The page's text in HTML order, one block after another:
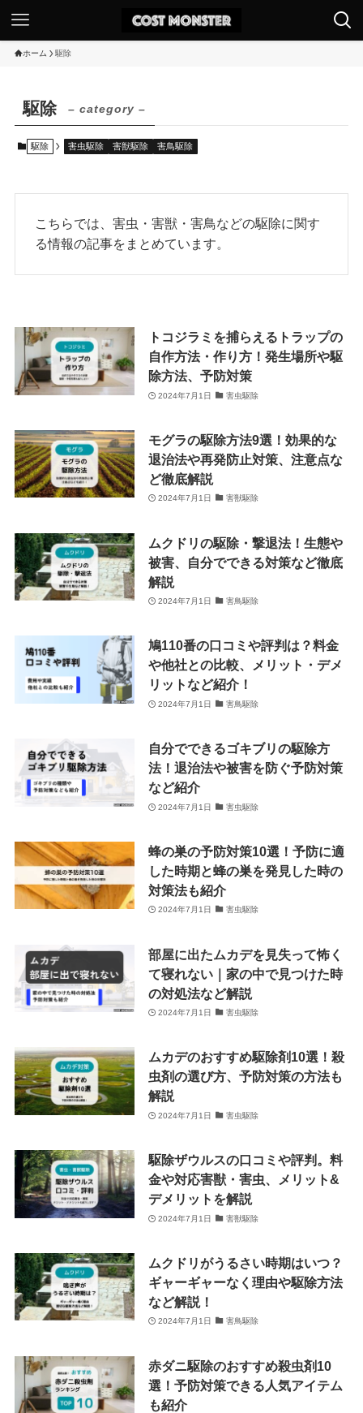
ホーム 駆除
駆除 – category –
駆除 害虫駆除 害獣駆除 害鳥駆除
こちらでは、害虫・害獣・害鳥などの駆除に関す
る情報の記事をまとめています。
トコジラミを捕らえるトラップの
自作方法・作り方！発生場所や駆
除方法、予防対策
2024年7月1日 害虫駆除
モグラの駆除方法9選！効果的な
退治法や再発防止対策、注意点な
ど徹底解説
2024年7月1日 害獣駆除
ムクドリの駆除・撃退法！生態や
被害、自分でできる対策など徹底
解説
2024年7月1日 害鳥駆除
鳩110番の口コミや評判は？料金
や他社との比較、メリット・デメ
リットなど紹介！
2024年7月1日 害鳥駆除
自分でできるゴキブリの駆除方
法！退治法や被害を防ぐ予防対策
など紹介
2024年7月1日 害虫駆除
蜂の巣の予防対策10選！予防に適
した時期と蜂の巣を発見した時の
対策法も紹介
2024年7月1日 害虫駆除
部屋に出たムカデを見失って怖く
て寝れない｜家の中で見つけた時
の対処法など解説
2024年7月1日 害虫駆除
ムカデのおすすめ駆除剤10選！殺
虫剤の選び方、予防対策の方法も
解説
2024年7月1日 害虫駆除
駆除ザウルスの口コミや評判。料
金や対応害獣・害虫、メリット&
デメリットを解説
2024年7月1日 害獣駆除
ムクドリがうるさい時期はいつ？
ギャーギャーなく理由や駆除方法
など解説！
2024年7月1日 害鳥駆除
赤ダニ駆除のおすすめ殺虫剤10
選！予防対策できる人気アイテム
も紹介